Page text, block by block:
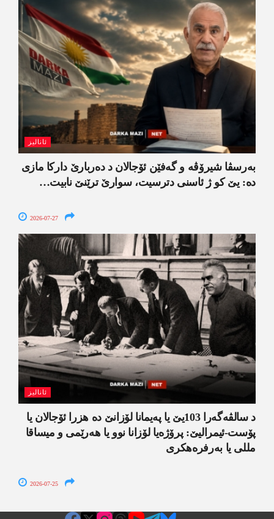
ئانالیز
بەرسڤا شیرۆڤە و گەفێن ئۆجالان د دەربارێ دارکا مازی
دە: یێ کو ژ ئاسنی دترسیت، سوارێ ترێنێ نابیت…
2026-07-27
ئانالیز
د سالڤەگەرا 103یێ یا پەیمانا لۆزانێ دە هزرا ئۆجالان یا
پۆست-ئیمرالیێ: پرۆژەیا لۆزانا نوو یا ھەرێمی و میساقا
مللی یا بەرفرەھکری
2026-07-25